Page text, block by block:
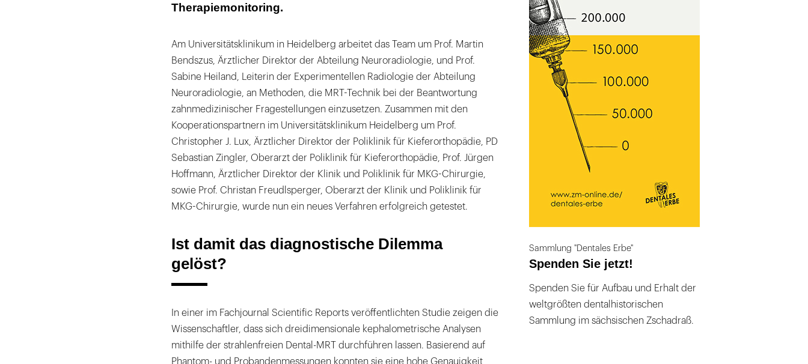
Therapiemonitoring.
Am Universitätsklinikum in Heidelberg arbeitet das Team um Prof. Martin
Bendszus, Ärztlicher Direktor der Abteilung Neuroradiologie, und Prof.
Sabine Heiland, Leiterin der Experimentellen Radiologie der Abteilung
Neuroradiologie, an Methoden, die MRT-Technik bei der Beantwortung
zahnmedizinischer Fragestellungen einzusetzen. Zusammen mit den
Kooperationspartnern im Universitätsklinikum Heidelberg um Prof.
Christopher J. Lux, Ärztlicher Direktor der Poliklinik für Kieferorthopädie, PD
Sebastian Zingler, Oberarzt der Poliklinik für Kieferorthopädie, Prof. Jürgen
Hoffmann, Ärztlicher Direktor der Klinik und Poliklinik für MKG-Chirurgie,
sowie Prof. Christan Freudlsperger, Oberarzt der Klinik und Poliklinik für
MKG-Chirurgie, wurde nun ein neues Verfahren erfolgreich getestet.
Ist damit das diagnostische Dilemma
gelöst?
In einer im Fachjournal Scientific Reports veröffentlichten Studie zeigen die
Wissenschaftler, dass sich dreidimensionale kephalometrische Analysen
mithilfe der strahlenfreien Dental-MRT durchführen lassen. Basierend auf
Phantom- und Probandenmessungen konnten sie eine hohe Genauigkeit
Sammlung "Dentales Erbe"
Spenden Sie jetzt!
Spenden Sie für Aufbau und Erhalt der
weltgrößten dentalhistorischen
Sammlung im sächsischen Zschadraß.